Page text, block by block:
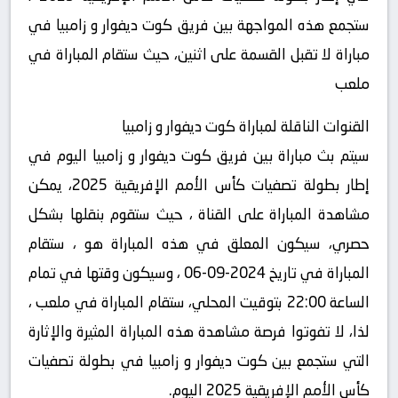
ستجمع هذه المواجهة بين فريق كوت ديفوار و زامبيا في
مباراة لا تقبل القسمة على اثنين، حيث ستقام المباراة في
ملعب
القنوات الناقلة لمباراة كوت ديفوار و زامبيا
سيتم بث مباراة بين فريق كوت ديفوار و زامبيا اليوم في
إطار بطولة تصفيات كأس الأمم الإفريقية 2025، يمكن
مشاهدة المباراة على القناة ، حيث ستقوم بنقلها بشكل
حصري، سيكون المعلق في هذه المباراة هو ، ستقام
المباراة في تاريخ 2024-09-06 ، وسيكون وقتها في تمام
الساعة 22:00 بتوقيت المحلي، ستقام المباراة في ملعب ،
لذا، لا تفوتوا فرصة مشاهدة هذه المباراة المثيرة والإثارة
التي ستجمع بين كوت ديفوار و زامبيا في بطولة تصفيات
كأس الأمم الإفريقية 2025 اليوم.